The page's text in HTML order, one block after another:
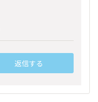
返信する